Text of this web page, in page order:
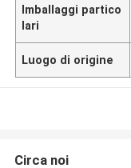
Imballaggi partico
lari
Luogo di origine
Circa noi